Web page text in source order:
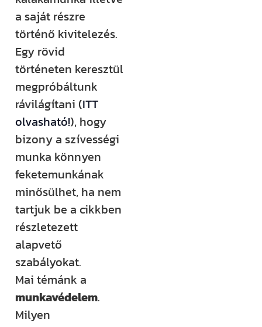
a saját részre
történő kivitelezés.
Egy rövid
történeten keresztül
megpróbáltunk
rávilágítani (ITT
olvasható!), hogy
bizony a szívességi
munka könnyen
feketemunkának
minősülhet, ha nem
tartjuk be a cikkben
részletezett
alapvető
szabályokat.
Mai témánk a
munkavédelem.
Milyen